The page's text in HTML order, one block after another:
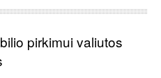
pirkimui valiutos